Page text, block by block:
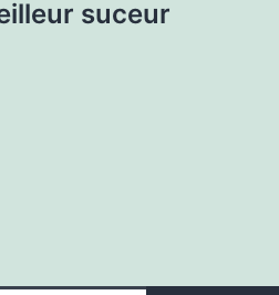
suceur